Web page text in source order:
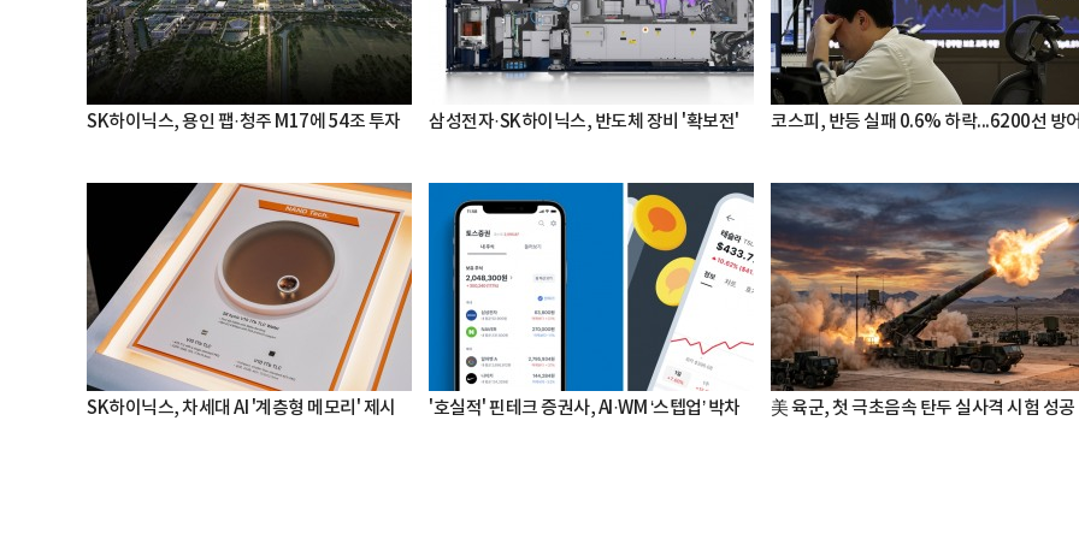
SK하이닉스, 용인 팹·청주 M17에 54조 투자 삼성전자·SK하이닉스, 반도체 장비 '확보전' 코스피, 반등 실패 0.6% 하락...6200선 방
SK하이닉스, 차세대 AI '계층형 메모리' 제시 '호실적' 핀테크 증권사, AI·WM ‘스텝업’ 박차 美 육군, 첫 극초음속 탄두 실사격 시험 성공